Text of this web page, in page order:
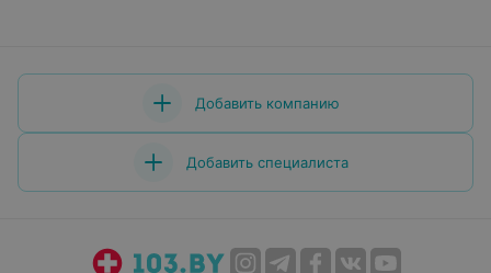
Добавить компанию
Добавить специалиста